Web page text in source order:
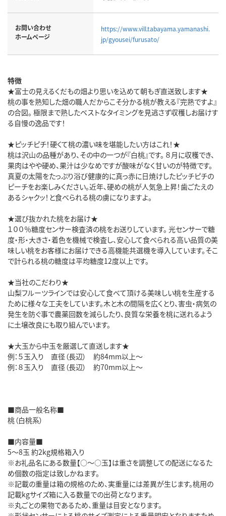
お問い合わせ
ホームページ
https://www.vill.tabayama.yamanashi.
jp/gyousei/furusato/
特徴
★富士の見えるくだもの畑より思いを込めて朝もぎ直送致します★
桃の事を熟知した畑の職人だからこそ分かる桃が教える『完熟ですよ』
の合図。 極限まで熟したベストなタイミングを見逃さず収穫しお届けす
る自慢の逸品です！
★ピッチピチ！硬くて桃の濃い味を堪能したい方はこれ！★
桃は沢山の品種があり、その中の一つが『白桃』です。 ８月に収穫でき、
果肉はやや硬め、果汁は少なめですが酸味がなく甘いのが特徴です。
真夏の太陽をたっぷり浴び健康的に真っ赤に日焼けしたピッチピチの
ピーチをお楽しみください。近年、硬めの桃が人気急上昇！歯ごたえの
あるシャクッ！と食べられる桃の虜になりますよ。
★選び抜かれた桃をお届け★
１００％糖度センサー検査済の桃をお送りしています。 光センサーで糖
度・形・大きさ・着色を機械で検査し、安心して食べられる高い品質の美
味しい桃をお客様にお届けできる高機能共選機を導入しています。そこ
で計られる桃の糖度は平均糖度12度以上です。
★当社のこだわり★
山梨フルーツラインでは安心して食べて頂ける美味しい桃を生産する
ために様々な工夫をしています。木と木の間隔を広くとり、害虫・病気の
発生を防ぐ事で農薬回数を減らしたり、良質な栄養を桃に送れるよう
に土壌改良にも取り組んでいます。
★大玉から中玉を厳選して直送します★
例：５玉入り 直径（長辺） 約84mm以上～
例：８玉入り 直径（長辺） 約70mm以上～
■商品一般名称■
桃（白桃系）
■内容量■
5～8玉 約2kg規格箱入り
※お礼品名にある数量【○～○玉】は重さを調整しての配送になるた
め個数の指定は致しかねます。
※記載の重量は箱の規格のため、実重量には差異が生じます。桃用の
記載kgサイズ箱に入る数量での出荷となります。
※丸ごとの果物であるため、重量は目安となります。